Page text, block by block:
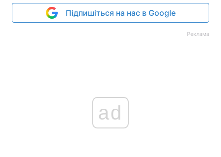
Підпишіться на нас в Google
Реклама
ad